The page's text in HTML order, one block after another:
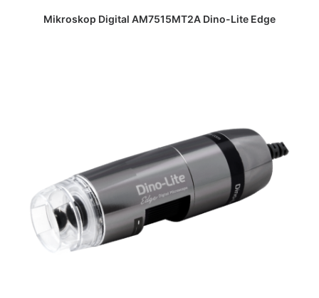
DAPATKAN PENAWARAN HARGA
Mikroskop Digital AM7515MT2A Dino-Lite Edge